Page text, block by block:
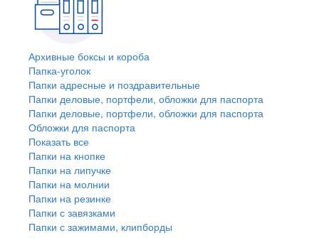
Архивные боксы и короба
Папка-уголок
Папки адресные и поздравительные
Папки деловые, портфели, обложки для паспорта
Папки деловые, портфели, обложки для паспорта
Обложки для паспорта
Показать все
Папки на кнопке
Папки на липучке
Папки на молнии
Папки на резинке
Папки с завязками
Папки с зажимами, клипборды